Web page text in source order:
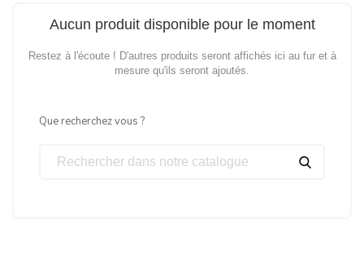
Aucun produit disponible pour le moment
Restez à l'écoute ! D'autres produits seront affichés ici au fur et à
mesure qu'ils seront ajoutés.
Que recherchez vous ?